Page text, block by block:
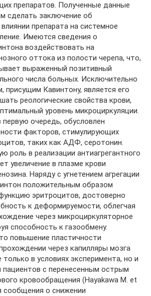
препаратов. Полученные данные
сделать заключение об
препарата на системное
Имеются сведения о
воздействовать на
оттока из полости черепа, что,
выраженный позитивный
числа больных. Исключительно
Кавинтону, является его
реологические свойства крови,
уровень микроциркуляции.
очередь, обусловлен
факторов, стимулирующих
таких как АДФ, серотонин.
роль в реализации антиагрегантного
увеличение в плазме крови
Наряду с угнетением агрегации
положительным образом
эритроцитов, достоверно
к деформируемости, облегчая
через микроциркуляторное
способность к газообмену.
повышение пластичности
через капилляры мозга
в условиях эксперимента, но и
пациентов с перенесенным острым
кровообращения (Hayakawa M. et
сообщения о снижении